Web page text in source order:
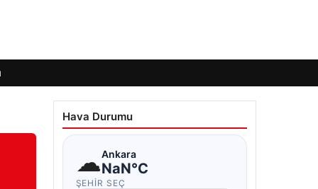
Hava Durumu
☁Ankara
NaN°C
ŞEHIR SEÇ